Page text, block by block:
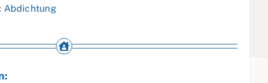
Abdichtung